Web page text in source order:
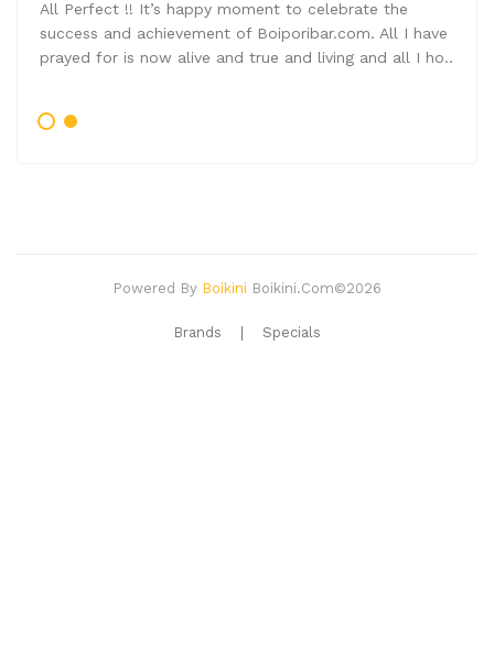
All Perfect !! It’s happy moment to celebrate the
success and achievement of Boiporibar.com. All I have
prayed for is now alive and true and living and all I ho..
Powered By Boikini Boikini.com©2026
Brands Specials